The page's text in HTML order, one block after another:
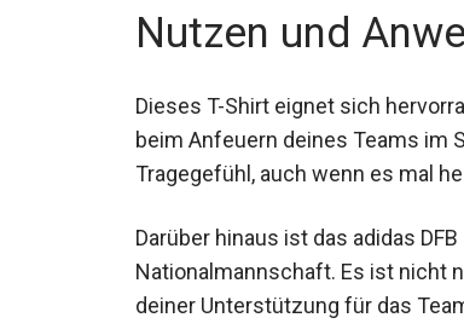
Nutzen und
Dieses T-Shirt eignet sich
beim Anfeuern deines Teams im
Tragegefühl, auch wenn es mal
Darüber hinaus ist das adidas
deutschen Nationalmannschaft.
ein Zeichen deiner Unterstützung